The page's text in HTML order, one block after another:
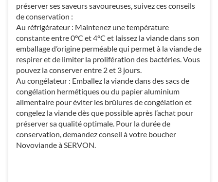
préserver ses saveurs savoureuses, suivez ces conseils
de conservation :
Au réfrigérateur : Maintenez une température
constante entre 0°C et 4°C et laissez la viande dans son
emballage d’origine perméable qui permet à la viande de
respirer et de limiter la prolifération des bactéries. Vous
pouvez la conserver entre 2 et 3 jours.
Au congélateur : Emballez la viande dans des sacs de
congélation hermétiques ou du papier aluminium
alimentaire pour éviter les brûlures de congélation et
congelez la viande dès que possible après l’achat pour
préserver sa qualité optimale. Pour la durée de
conservation, demandez conseil à votre boucher
Novoviande à SERVON.